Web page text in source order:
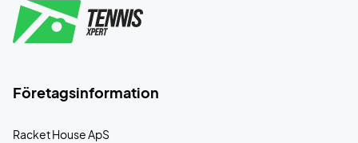
Företagsinformation
Racket House ApS